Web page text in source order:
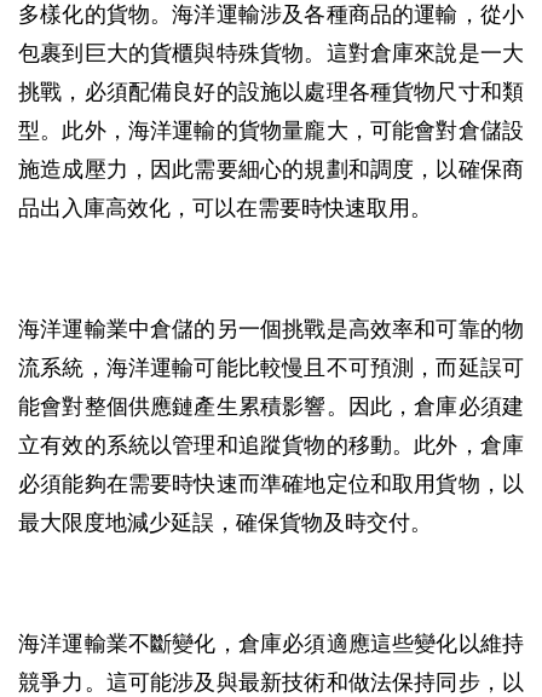
多樣化的貨物。海洋運輸涉及各種商品的運輸，從小
包裹到巨大的貨櫃與特殊貨物。這對倉庫來說是一大
挑戰，必須配備良好的設施以處理各種貨物尺寸和類
型。此外，海洋運輸的貨物量龐大，可能會對倉儲設
施造成壓力，因此需要細心的規劃和調度，以確保商
品出入庫高效化，可以在需要時快速取用。
海洋運輸業中倉儲的另一個挑戰是高效率和可靠的物
流系統，海洋運輸可能比較慢且不可預測，而延誤可
能會對整個供應鏈產生累積影響。因此，倉庫必須建
立有效的系統以管理和追蹤貨物的移動。此外，倉庫
必須能夠在需要時快速而準確地定位和取用貨物，以
最大限度地減少延誤，確保貨物及時交付。
海洋運輸業不斷變化，倉庫必須適應這些變化以維持
競爭力。這可能涉及與最新技術和做法保持同步，以